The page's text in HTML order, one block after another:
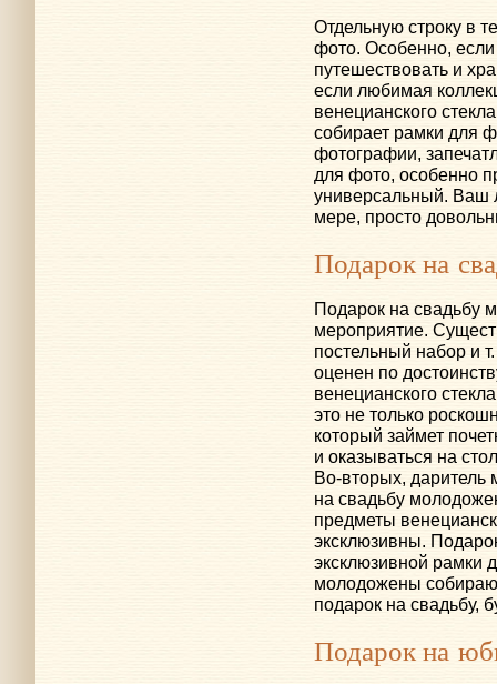
Отдельную строку в
фото. Особенно,
путешествовать и
если любимая
венецианского
собирает рамки для
фотографии,
для фото, особенно
универсальный. Ваш
мере, просто
Подарок на
Подарок на свадьбу
мероприятие.
постельный набор и
оценен по
венецианского
это не только
который займет
и оказываться на
Во-вторых, даритель
на свадьбу
предметы
эксклюзивны.
эксклюзивной рамки
молодожены
подарок на свадьбу,
Подарок на